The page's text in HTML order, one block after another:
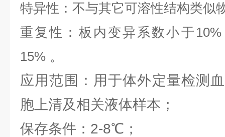
特异性：不与其它可溶性结构类似
重复性：板内变异系数小于 10%
15% 。
应用范围：用于体外定量检测
胞上清及相关液体样本；
保存条件：2-8℃；